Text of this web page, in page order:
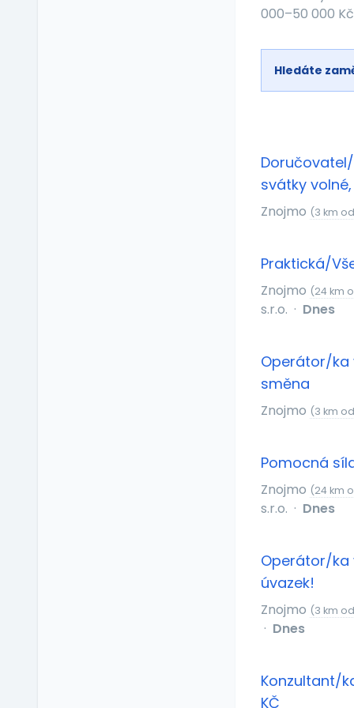
000–50 000 Kč
Hledáte
svátky
Znojmo (3 km
Praktická/
Znojmo (24 km
s.r.o. · Dnes
Operátor/ka
směna
Znojmo (3 km
Pomocná
Znojmo (24 km
s.r.o. · Dnes
Operátor/ka
úvazek!
Znojmo (3 km
· Dnes
Konzultant/
KČ